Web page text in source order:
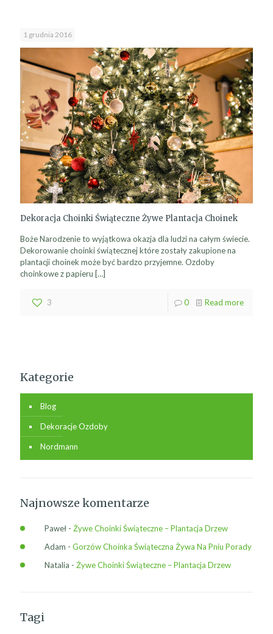
1 grudnia 2016
Dekoracja Choinki Świąteczne Żywe Plantacja Choinek
Boże Narodzenie to wyjątkowa okazja dla ludzi na całym świecie.
Dekorowanie choinki świątecznej które zostały zakupione na
plantacji choinek może być bardzo przyjemne. Ozdoby
choinkowe z papieru […]
3 0 Read more
Kategorie
Blog
Dekoracje Ozdoby
Nordmann
Najnowsze komentarze
Paweł - Żywe Choinki Świąteczne – Plantacja Drzew
Adam - Gorzów Choinka Świąteczna Żywa Na Pniu Porady
Natalia - Żywe Choinki Świąteczne – Plantacja Drzew
Tagi